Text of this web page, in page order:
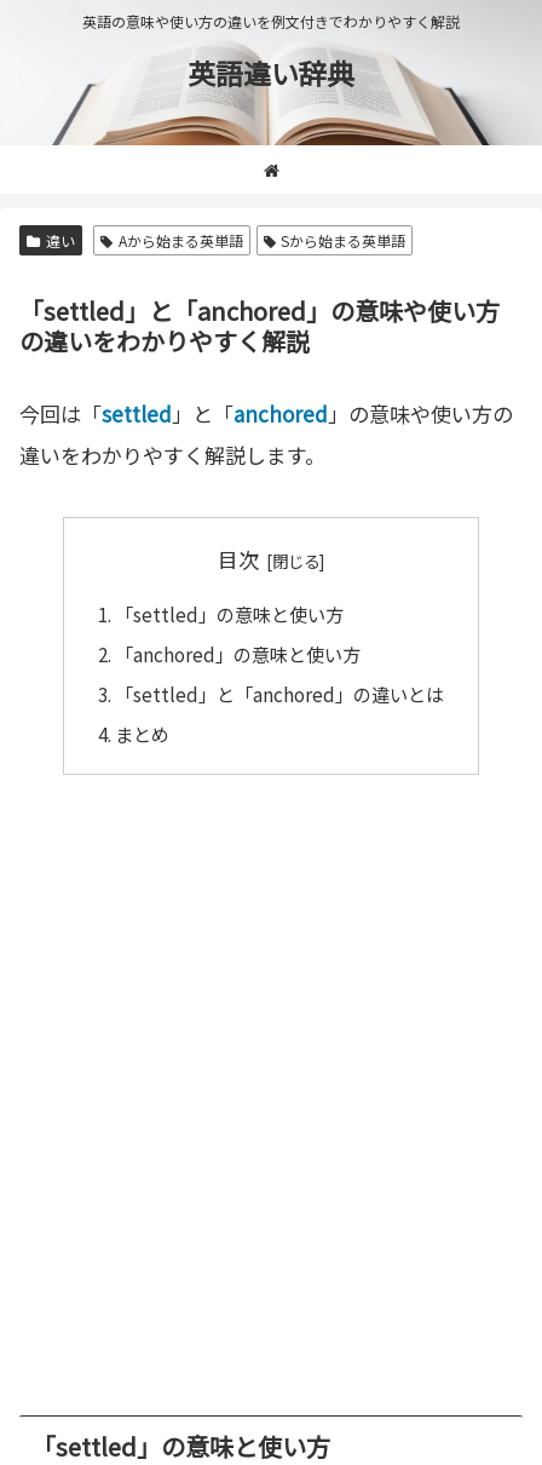
英語の意味や使い方の違いを例文付きでわかりやすく解説
英語違い辞典
違い Aから始まる英単語 Sから始まる英単語
「settled」と「anchored」の意味や使い方
の違いをわかりやすく解説
今回は「settled」と「anchored」の意味や使い方の
違いをわかりやすく解説します。
目次
「settled」の意味と使い方
「anchored」の意味と使い方
「settled」と「anchored」の違いとは
まとめ
「settled」の意味と使い方